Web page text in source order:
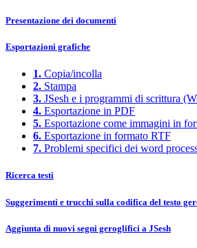
Presentazione dei documenti
Esportazioni grafiche
1. Copia/incolla
2. Stampa
3. JSesh e i programmi di scrittura
4. Esportazione in PDF
5. Esportazione come immagini in
6. Esportazione in formato RTF
7. Problemi specifici dei word
Ricerca testi
Suggerimenti e trucchi sulla codifica del testo
Aggiunta di nuovi segni geroglifici a JSesh